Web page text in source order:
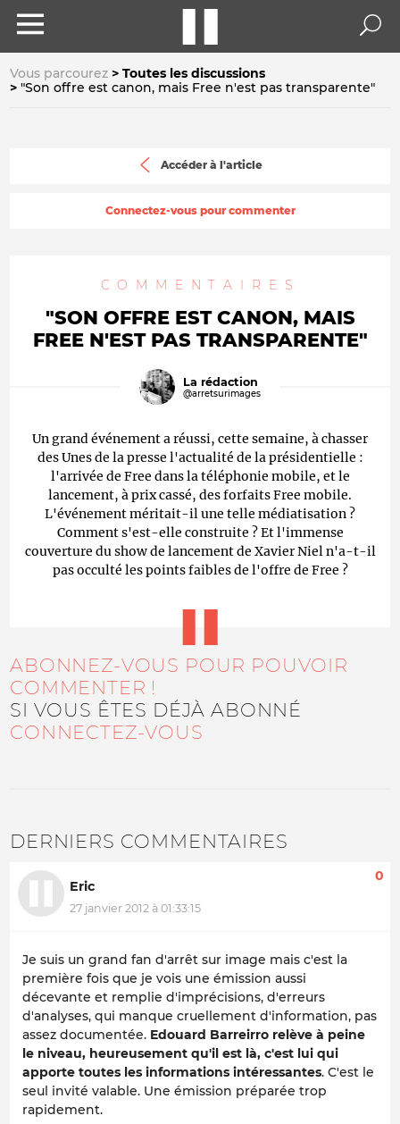
Vous parcourez
Toutes les discussions
"Son offre est canon, mais Free n'est pas transparente"
Accéder à l'article
Connectez-vous pour commenter
COMMENTAIRES
"SON OFFRE EST CANON, MAIS
FREE N'EST PAS TRANSPARENTE"
La rédaction
@arretsurimages
Un grand événement a réussi, cette semaine, à chasser
des Unes de la presse l'actualité de la présidentielle :
l'arrivée de Free dans la téléphonie mobile, et le
lancement, à prix cassé, des forfaits Free mobile.
L'événement méritait-il une telle médiatisation ?
Comment s'est-elle construite ? Et l'immense
couverture du show de lancement de Xavier Niel n'a-t-il
pas occulté les points faibles de l'offre de Free ?
ABONNEZ-VOUS POUR POUVOIR
COMMENTER !
SI VOUS ÊTES DÉJÀ ABONNÉ
CONNECTEZ-VOUS
DERNIERS COMMENTAIRES
Eric
27 janvier 2012 à 01:33:15
0
Je suis un grand fan d'arrêt sur image mais c'est la
première fois que je vois une émission aussi
décevante et remplie d'imprécisions, d'erreurs
d'analyses, qui manque cruellement d'information, pas
assez documentée. Edouard Barreirro relève à peine
le niveau, heureusement qu'il est là, c'est lui qui
apporte toutes les informations intéressantes. C'est le
seul invité valable. Une émission préparée trop
rapidement.